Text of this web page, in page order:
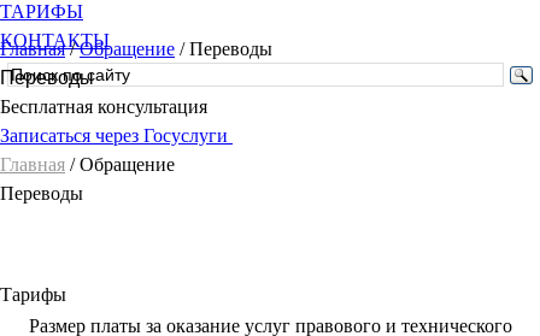
ТАРИФЫ
КОНТАКТЫ
Главная / Обращение / Переводы
Переводы
Бесплатная консультация
Записаться через Госуслуги
Главная /Обращение
Переводы
Тарифы
Размер платы за оказание услуг правового и технического